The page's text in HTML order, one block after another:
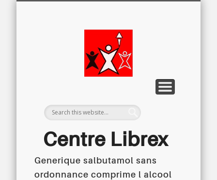
Centre Librex
Centre régional du Libre Examen
Generique salbutamol sans
ordonnance comprime l alcool